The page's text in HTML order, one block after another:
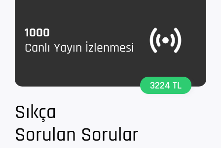
1000
Canlı Yayın İzlenmesi
3224 TL
Sıkça
Sorulan Sorular